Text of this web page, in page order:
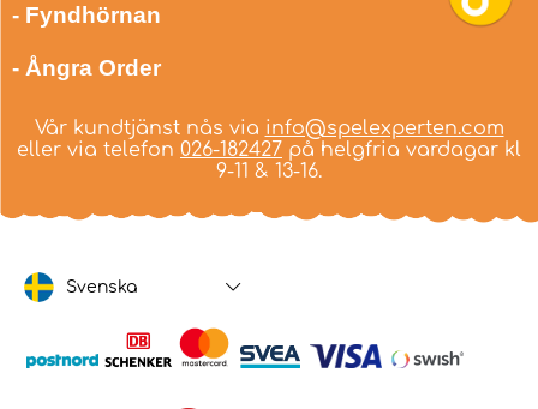
- Fyndhörnan
- Ångra Order
Vår kundtjänst nås via info@spelexperten.com
eller via telefon 026-182427 på helgfria vardagar kl
9-11 & 13-16.
Svenska